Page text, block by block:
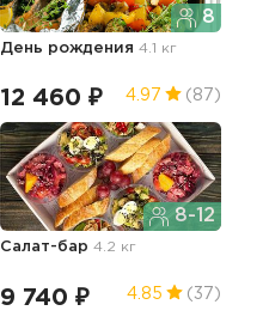
8
День рождения 4.1 кг
12 460 ₽ 4.97 (87)
8-12
Салат-бар 4.2 кг
9 740 ₽ 4.85 (37)